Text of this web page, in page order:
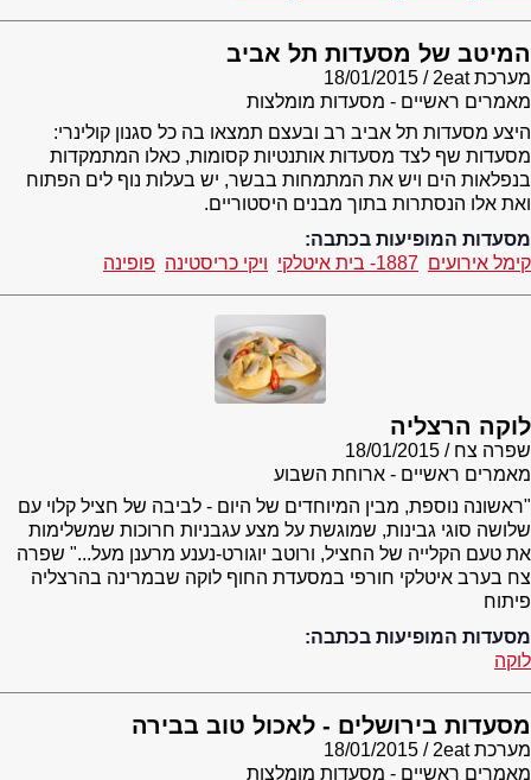
המיטב של מסעדות תל אביב
מערכת 2eat
18/01/2015
מאמרים ראשיים - מסעדות מומלצות
היצע מסעדות תל אביב רב ובעצם תמצאו בה כל סגנון קולינרי:
מסעדות שף לצד מסעדות אותנטיות קסומות, כאלו המתמקדות
בנפלאות הים ויש את המתמחות בבשר, יש בעלות נוף לים הפתוח
ואת אלו הנסתרות בתוך מבנים היסטוריים.
מסעדות המופיעות בכתבה:
קימל אירועים 1887- בית איטלקי ויקי כריסטינה פופינה
לוקה הרצליה
שפרה צח
18/01/2015
מאמרים ראשיים - ארוחת השבוע
"ראשונה נוספת, מבין המיוחדים של היום - לביבה של חציל קלוי עם
שלושה סוגי גבינות, שמוגשת על מצע עגבניות חרוכות שמשלימות
את טעם הקלייה של החציל, ורוטב יוגורט-נענע מרענן מעל..." שפרה
צח בערב איטלקי חורפי במסעדת החוף לוקה שבמרינה בהרצליה
פיתוח
מסעדות המופיעות בכתבה:
לוקה
מסעדות בירושלים - לאכול טוב בבירה
מערכת 2eat
18/01/2015
מאמרים ראשיים - מסעדות מומלצות